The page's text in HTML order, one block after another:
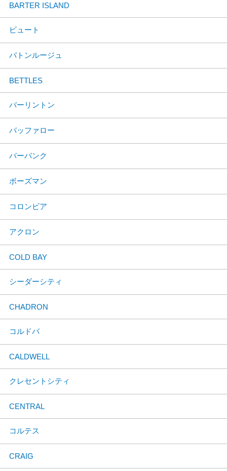
BARTER ISLAND
ビュート
バトンルージュ
BETTLES
バーリントン
バッファロー
バーバンク
ボーズマン
コロンビア
アクロン
COLD BAY
シーダーシティ
CHADRON
コルドバ
CALDWELL
クレセントシティ
CENTRAL
コルテス
CRAIG